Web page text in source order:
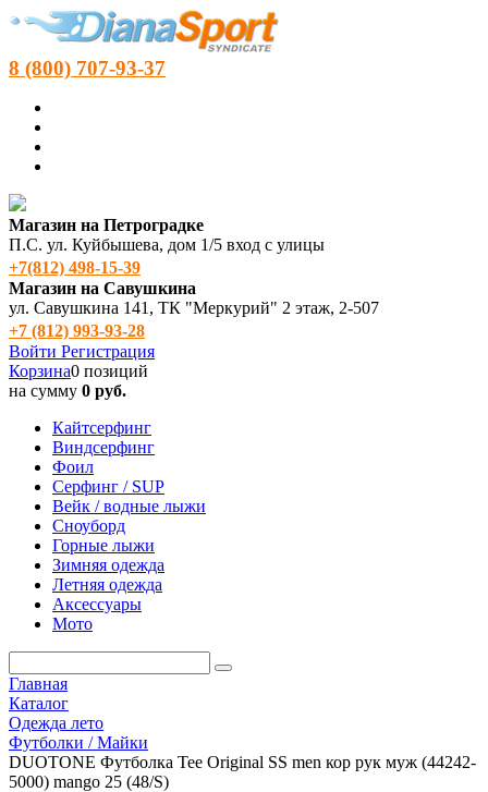
8 (800) 707-93-37
Магазин на Петроградке
П.С. ул. Куйбышева, дом 1/5 вход с улицы
+7(812) 498‑15-39
Магазин на Савушкина
ул. Савушкина 141, ТК "Меркурий" 2 этаж, 2-507
+7 (812) 993-93-28
Войти Регистрация
Корзина0 позиций
на сумму 0 руб.
Кайтсерфинг
Виндсерфинг
Фоил
Серфинг / SUP
Вейк / водные лыжи
Сноуборд
Горные лыжи
Зимняя одежда
Летняя одежда
Аксессуары
Мото
Главная
Каталог
Одежда лето
Футболки / Майки
DUOTONE Футболка Tee Original SS men кор рук муж (44242-
5000) mango 25 (48/S)